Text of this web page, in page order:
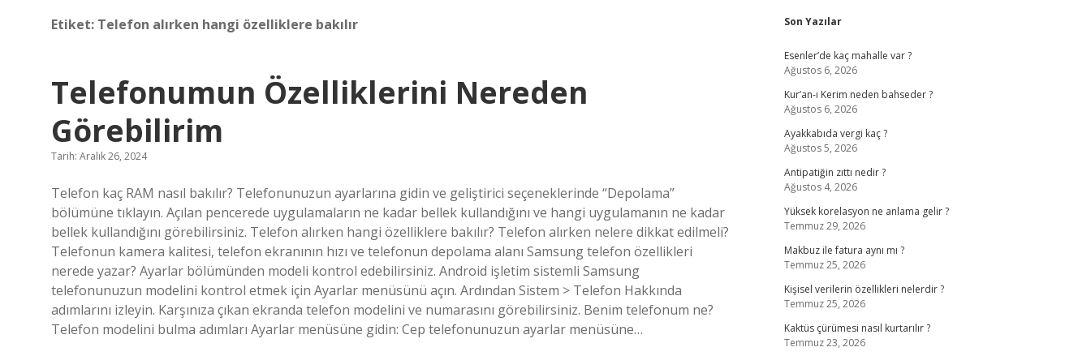
Etiket: Telefon alırken hangi özelliklere bakılır
Telefonumun Özelliklerini Nereden
Görebilirim
Tarih: Aralık 26, 2024
Telefon kaç RAM nasıl bakılır? Telefonunuzun ayarlarına gidin ve geliştirici seçeneklerinde “Depolama”
bölümüne tıklayın. Açılan pencerede uygulamaların ne kadar bellek kullandığını ve hangi uygulamanın ne kadar
bellek kullandığını görebilirsiniz. Telefon alırken hangi özelliklere bakılır? Telefon alırken nelere dikkat edilmeli?
Telefonun kamera kalitesi, telefon ekranının hızı ve telefonun depolama alanı Samsung telefon özellikleri
nerede yazar? Ayarlar bölümünden modeli kontrol edebilirsiniz. Android işletim sistemli Samsung
telefonunuzun modelini kontrol etmek için Ayarlar menüsünü açın. Ardından Sistem > Telefon Hakkında
adımlarını izleyin. Karşınıza çıkan ekranda telefon modelini ve numarasını görebilirsiniz. Benim telefonum ne?
Telefon modelini bulma adımları Ayarlar menüsüne gidin: Cep telefonunuzun ayarlar menüsüne…
Sidebar
Son Yazılar
Esenler’de kaç mahalle var ?
Ağustos 6, 2026
Kur’an-ı Kerim neden bahseder ?
Ağustos 6, 2026
Ayakkabıda vergi kaç ?
Ağustos 5, 2026
Antipatiğin zıttı nedir ?
Ağustos 4, 2026
Yüksek korelasyon ne anlama gelir ?
Temmuz 29, 2026
Makbuz ile fatura aynı mı ?
Temmuz 25, 2026
Kişisel verilerin özellikleri nelerdir ?
Temmuz 25, 2026
Kaktüs çürümesi nasıl kurtarılır ?
Temmuz 23, 2026
hiltonbetilbet giriş yap